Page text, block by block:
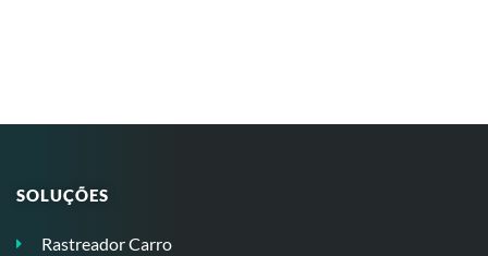
SOLUÇÕES
Rastreador Carro